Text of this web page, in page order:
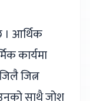
। आर्थिक
कार्यमा
जित्न